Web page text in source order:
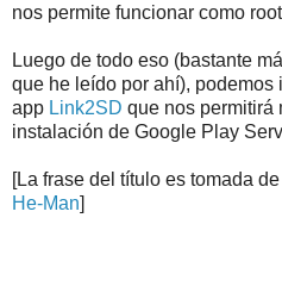
nos permite funcionar como
Luego de todo eso (bastante
que he leído por ahí), podemos
app Link2SD que nos permitirá
instalación de Google Play
[La frase del título es tomada
He-Man]